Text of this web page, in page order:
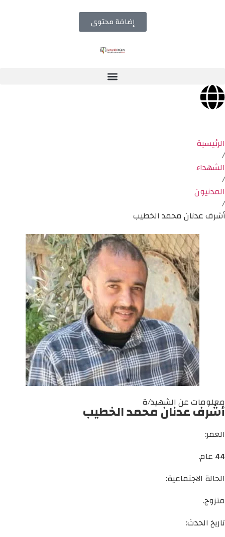
إضافة محتوى
الرئيسية
/
الشهداء
/
المدنيون
/
أشرف عدنان محمد الخطيب
معلومات عن الشهيد/ة
أشرف عدنان محمد الخطيب
العمر:
44 عام.
الحالة الاجتماعية:
متزوج.
تاريخ الحدث: